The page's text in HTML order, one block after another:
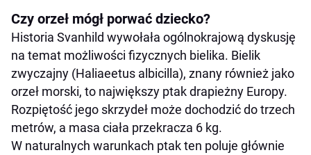
Czy orzeł mógł porwać dziecko?
Historia Svanhild wywołała ogólnokrajową dyskusję
na temat możliwości fizycznych bielika. Bielik
zwyczajny (Haliaeetus albicilla), znany również jako
orzeł morski, to największy ptak drapieżny Europy.
Rozpiętość jego skrzydeł może dochodzić do trzech
metrów, a masa ciała przekracza 6 kg.
W naturalnych warunkach ptak ten poluje głównie